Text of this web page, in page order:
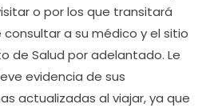
o por los que transitará
a su médico y el sitio
de Salud por adelantado. Le
evidencia de sus
actualizadas al viajar, ya que